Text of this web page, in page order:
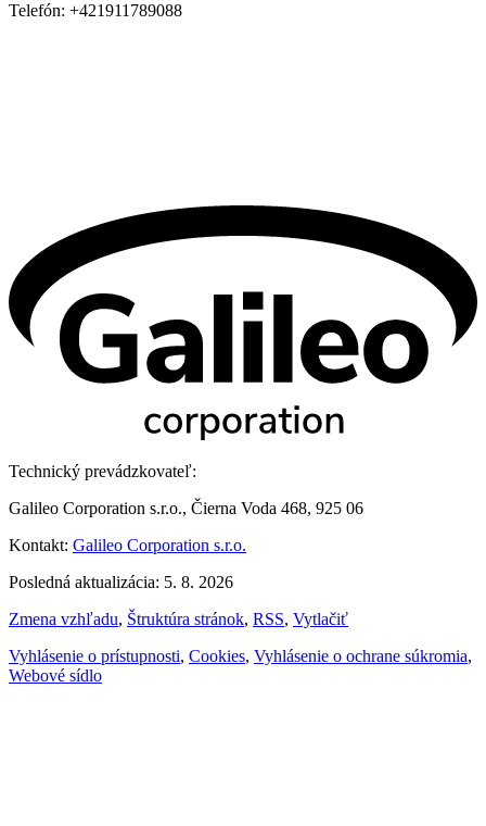
Telefón: +421911789088
Technický prevádzkovateľ:
Galileo Corporation s.r.o., Čierna Voda 468, 925 06
Kontakt: Galileo Corporation s.r.o.
Posledná aktualizácia: 5. 8. 2026
Zmena vzhľadu, Štruktúra stránok, RSS, Vytlačiť
Vyhlásenie o prístupnosti, Cookies, Vyhlásenie o ochrane súkromia,
Webové sídlo